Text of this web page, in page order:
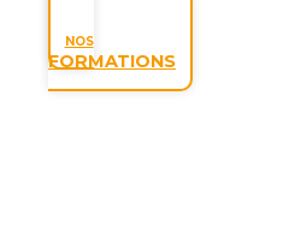
NOS
FORMATIONS